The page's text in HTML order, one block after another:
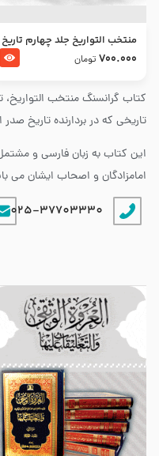
کتاب گرانسنگ منتخب
تاریخی که در بردارنده تاریخ
این کتاب به زبان فارسی و
امامزادگان و اصحاب ایشان می
025-37703330
منتخب التواریخ جلد چهارم تاریخ
امام زین العابدین و امام محمد
700.000 تومان